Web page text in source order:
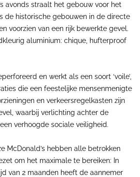
avonds straalt het gebouw voor het
de historische gebouwen in de directe
voorzien van een rijk bewerkte gevel.
aluminium: chique, hufterproof
en werkt als een soort ‘voile’,
die een feestelijke mensenmenigte
en verkeersregelkasten zijn
waarbij verlichting achter de
verhoogde sociale veiligheid.
McDonald’s hebben alle betrokken
om het maximale te bereiken: In
van 2 maanden heeft de aannemer